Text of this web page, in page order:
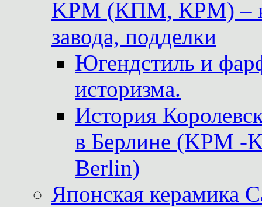
KPM (КПМ, КРМ) –
завода, подделки
Югендстиль и
историзма.
История
в Берлине (KPM -
Berlin)
Японская керамика